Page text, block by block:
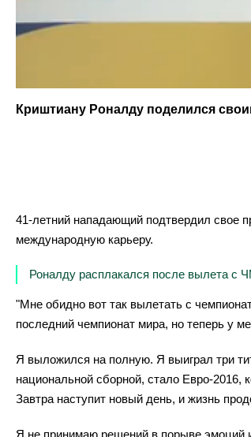
Криштиану Роналду поделился
41-летний нападающий подтвердил свое
международную карьеру.
Роналду расплакался после вылета с
"Мне обидно вот так вылетать с
последний чемпионат мира, но теперь у
Я выложился на полную. Я выиграл три
национальной сборной, стало Евро-2016,
Завтра наступит новый день, и жизнь
Я не принимаю решений в порыве эмоций